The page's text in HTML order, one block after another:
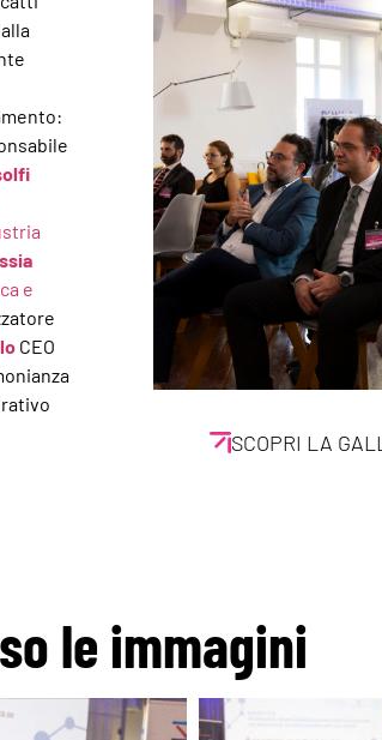
e
CEO
SCOPRI LA
le immagini